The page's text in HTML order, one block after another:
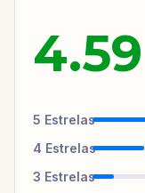
4.59
5 Estrelas
4 Estrelas
3 Estrelas